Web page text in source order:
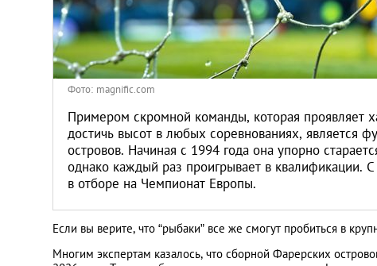
Кипр
Латвия
Литва
Мальта
Польша
Португалия
Фото: magnific.com
Примером скромной команды, которая проявляет
достичь высот в любых соревнованиях, является
островов. Начиная с 1994 года она упорно
однако каждый раз проигрывает в квалификации.
в отборе на Чемпионат Европы.
Если вы верите, что “рыбаки” все же смогут пробиться в
Многим экспертам казалось, что сборной Фарерских